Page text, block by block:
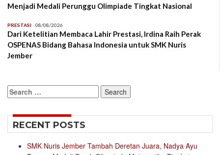
Menjadi Medali Perunggu Olimpiade Tingkat Nasional
PRESTASI 08/08/2026
Dari Ketelitian Membaca Lahir Prestasi, Irdina Raih Perak
OSPENAS Bidang Bahasa Indonesia untuk SMK Nuris
Jember
Search
for:
RECENT POSTS
SMK Nuris Jember Tambah Deretan Juara, Nadya Ayu